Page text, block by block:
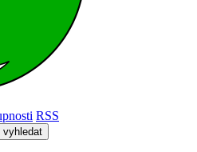
RSS